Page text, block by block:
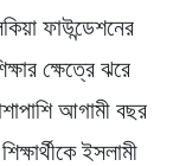
ফাউন্ডেশনের
ক্ষেত্রে ঝরে
আগামী বছর
ইসলামী